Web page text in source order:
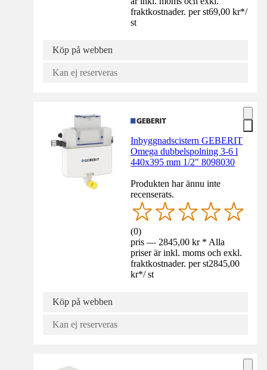
fraktkostnader. per st69,00 kr*/
st
Köp på webben
Kan ej reserveras
Inbyggnadscistern GEBERIT
Omega dubbelspolning 3-6 l
440x395 mm 1/2" 8098030
Produkten har ännu inte
recenserats.
(0)
pris — 2845,00 kr * Alla
priser är inkl. moms och exkl.
fraktkostnader. per st2845,00
kr*/ st
Köp på webben
Kan ej reserveras